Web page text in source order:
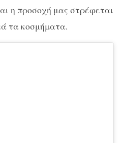
η προσοχή μας στρέφεται
τα κοσμήματα.